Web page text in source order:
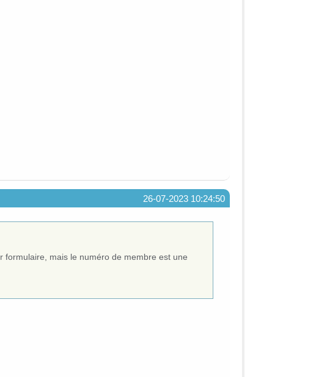
26-07-2023 10:24:50
mais le numéro de membre est une